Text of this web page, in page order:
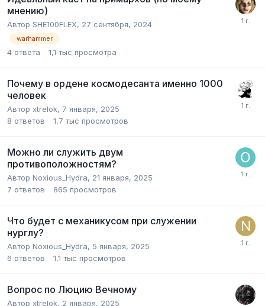
мнению)
Автор SHE100FLEX, 27 сентября, 2024
warhammer
4 ответа 1,1 тыс просмотра
Почему в ордене космодесанта именно 1000
человек
Автор xtrelok, 7 января, 2025
8 ответов 1,7 тыс просмотров
Можно ли служить двум
противоположностям?
Автор Noxious_Hydra, 21 января, 2025
7 ответов 865 просмотров
Что будет с механикусом при служении
нурглу?
Автор Noxious_Hydra, 5 января, 2025
6 ответов 1,1 тыс просмотров
Вопрос по Люцию Вечному
Автор xtrelok, 2 января, 2025